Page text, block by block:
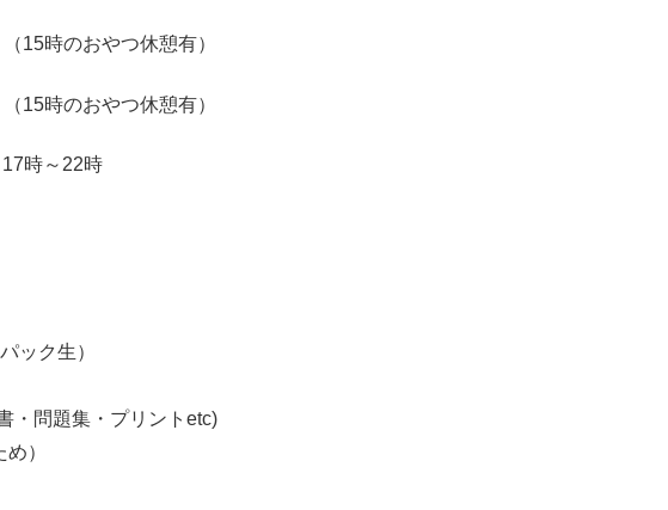
（15時のおやつ休憩有）
（15時のおやつ休憩有）
時～22時
ック生）
・問題集・プリントetc)
）